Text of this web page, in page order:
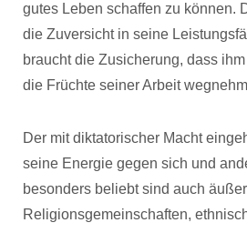
gutes Leben schaffen zu können.
die Zuversicht in seine
braucht die Zusicherung, dass
die Früchte seiner Arbeit
Der mit diktatorischer Macht
seine Energie gegen sich und
besonders beliebt sind auch
Religionsgemeinschaften,